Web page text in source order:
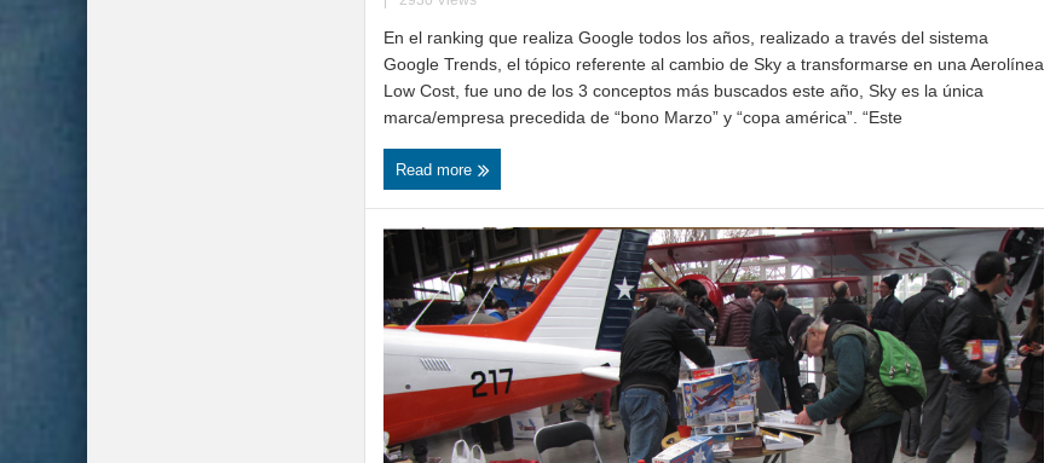
En el ranking que realiza Google todos los años, realizado a través del sistema
Google Trends, el tópico referente al cambio de Sky a transformarse en una Aerolínea
Low Cost, fue uno de los 3 conceptos más buscados este año, Sky es la única
marca/empresa precedida de “bono Marzo” y “copa américa”. “Este
Read more